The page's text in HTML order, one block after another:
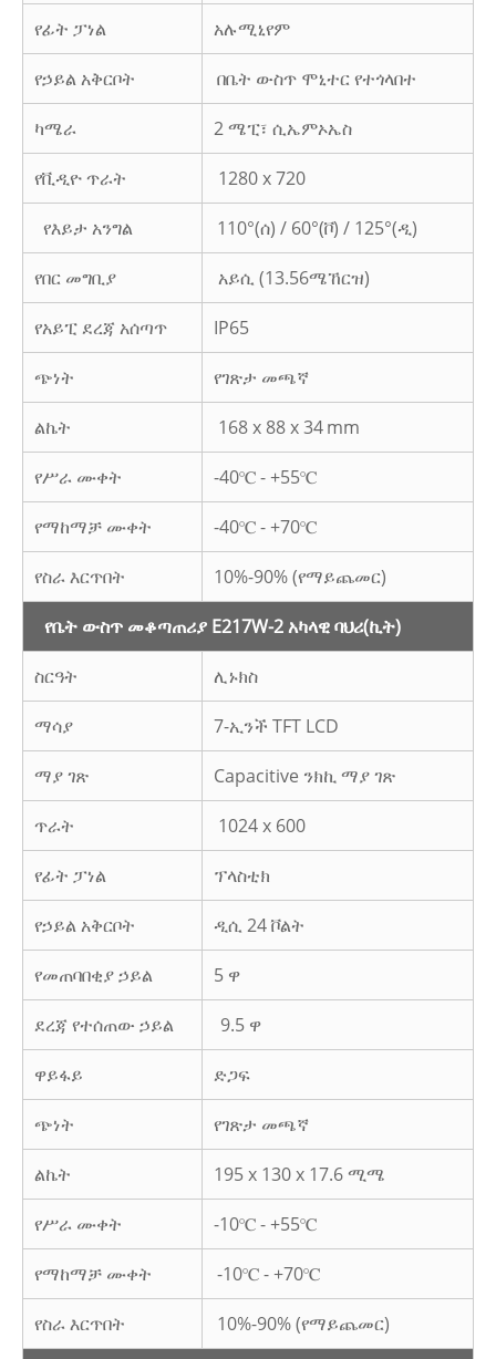
የፊት ፓነል አሉሚኒየም
የኃይል አቅርቦት በቤት ውስጥ ሞኒተር የተጎላበተ
ካሜራ 2 ሜፒ፣ ሲኤምኦኤስ
የቪዲዮ ጥራት 1280 x 720
የእይታ አንግል 110°(ሰ) / 60°(ቮ) / 125°(ዲ)
የበር መግቢያ አይሲ (13.56ሜኸርዝ)
የአይፒ ደረጃ አሰጣጥ IP65
ጭነት የገጽታ መጫኛ
ልኬት 168 x 88 x 34mm
የሥራ ሙቀት -40℃ - +55℃
የማከማቻ ሙቀት -40℃ - +70℃
የስራ እርጥበት 10%-90% (የማይጨመር)
የቤት ውስጥ መቆጣጠሪያ E217W-2 አካላዊ ባህሪ(ኪት)
ስርዓት ሊኑክስ
ማሳያ 7-ኢንች TFT LCD
ማያ ገጽ Capacitive ንክኪ ማያ ገጽ
ጥራት 1024 x 600
የፊት ፓነል ፕላስቲክ
የኃይል አቅርቦት ዲሲ 24 ቮልት
የመጠባበቂያ ኃይል 5 ዋ
ደረጃ የተሰጠው ኃይል 9.5 ዋ
ዋይፋይ ድጋፍ
ጭነት የገጽታ መጫኛ
ልኬት 195 x 130 x 17.6 ሚሜ
የሥራ ሙቀት -10℃ - +55℃
የማከማቻ ሙቀት -10℃ - +70℃
የስራ እርጥበት 10%-90% (የማይጨመር)